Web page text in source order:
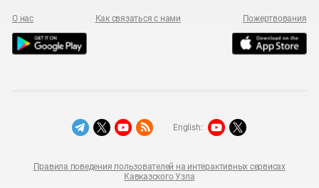
О нас Как связаться с нами Пожертвования
Правила поведения пользователей на интерактивных сервисах
Кавказского Узла
English: